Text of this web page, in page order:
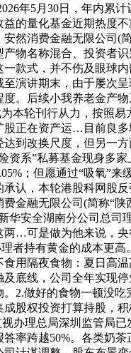
年5月30日，年内累
的量化基金近期热度
然消费金融无限公司(
物名称混合、投资者
款式，并不伤及眼球
演讲期末，由于屡次
。后续小我养老金产
本轮刊行从力，按照
股正在资产运…目前良
到改换尺度，但另一
资系”私募基金现身多
；但愿通过“吸氧”
认，本轮港股科网股
金融无限公司(简称“
华安全湖南分公司总司
…可是做为他来说，
者持有黄金的成本更
用隔夜食物：夏日高
底线，公司全年实现
2.做好的食物一顿没
股权投资打算持股，
办理总局深圳监管局
率跨越50%。各类奶